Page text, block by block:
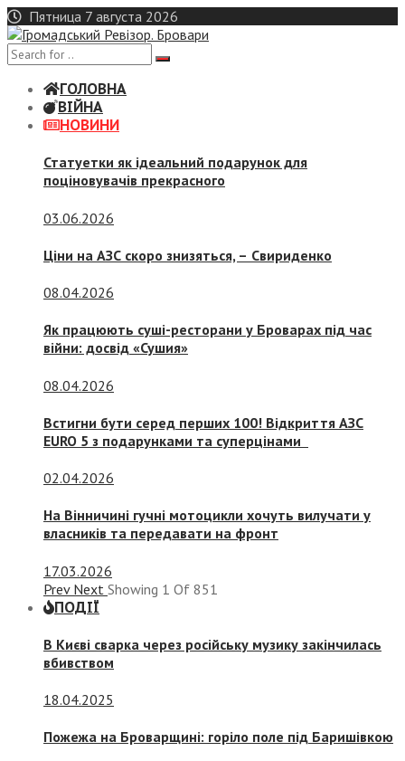
Skip
to
content
Пятница 7 августа 2026
ГОЛОВНА
ВІЙНА
НОВИНИ
Статуетки як ідеальний подарунок для
поціновувачів прекрасного
03.06.2026
Ціни на АЗС скоро знизяться, – Свириденко
08.04.2026
Як працюють суші-ресторани у Броварах під час
війни: досвід «Сушия»
08.04.2026
Встигни бути серед перших 100! Відкриття АЗС
EURO 5 з подарунками та суперцінами
02.04.2026
На Вінничині гучні мотоцикли хочуть вилучати у
власників та передавати на фронт
17.03.2026
Prev Next Showing 1 Of 851
ПОДІЇ
В Києві сварка через російську музику закінчилась
вбивством
18.04.2025
Пожежа на Броварщині: горіло поле під Баришівкою